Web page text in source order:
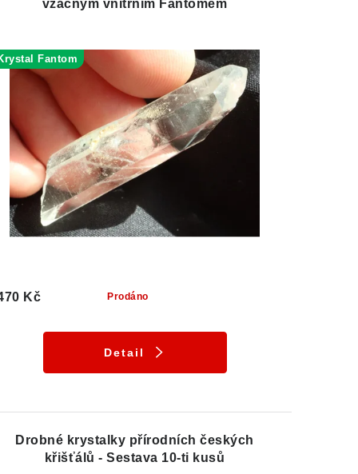
vzácným vnitřním Fantomem
Fantom
Prodáno
Kč
Detail
Drobné krystalky přírodních českých
křišťálů - Sestava 10-ti kusů